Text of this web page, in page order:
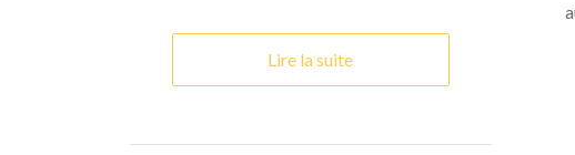
Lire la suite